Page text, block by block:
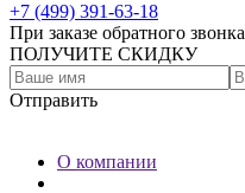
+7 (499) 391-63-18
При заказе обратного звонка
ПОЛУЧИТЕ СКИДКУ
Отправить
О компании